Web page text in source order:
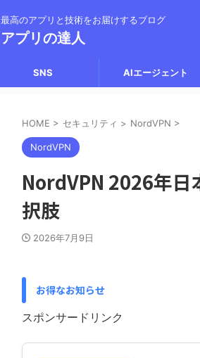
最高のアプリと技術をお届けするブログ
アプリの達人
SNS AIエージェント
HOME > セキュリティ > NordVPN >
NordVPN
NordVPN 2026年日
択肢
2026年7月9日
お得なお知らせ
スポンサードリンク